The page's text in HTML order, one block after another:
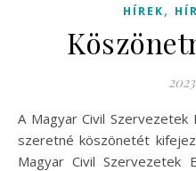
HÍREK,
A Magyar Civil Szervezetek Erdélyi Szövetsége ez úton is
szeretné köszönetét
Magyar Civil Szervezetek